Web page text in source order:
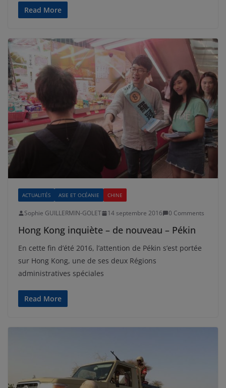
Read More
ACTUALITÉS ASIE ET OCÉANIE CHINE
Sophie GUILLERMIN-GOLET 14 septembre 2016 0 Comments
Hong Kong inquiète – de nouveau – Pékin
En cette fin d’été 2016, l’attention de Pékin s’est portée
sur Hong Kong, une de ses deux Régions
administratives spéciales
Read More